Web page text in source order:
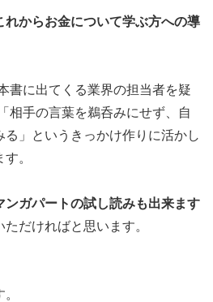
れからお金について学ぶ方への導
書に出てくる業界の担当者を疑
相手の言葉を鵜呑みにせず、自
」というきっかけ作りに活かし
。
ンガパートの試し読みも出来ます
だければと思います。